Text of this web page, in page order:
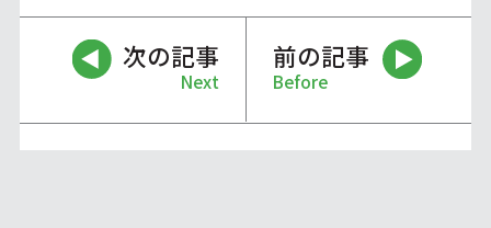
次の記事
Next
前の記事
Before